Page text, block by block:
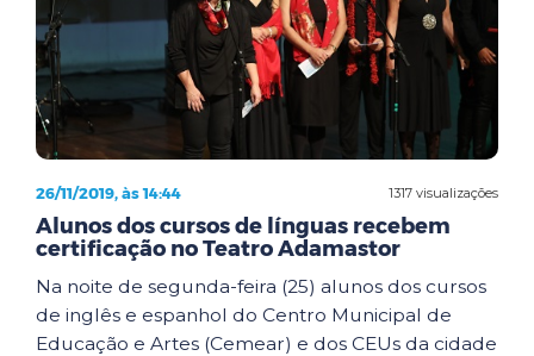
1317 visualizações
26/11/2019, às 14:44
Alunos dos cursos de línguas recebem
certificação no Teatro Adamastor
Na noite de segunda-feira (25) alunos dos cursos
de inglês e espanhol do Centro Municipal de
Educação e Artes (Cemear) e dos CEUs da cidade